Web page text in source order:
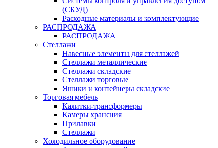
(СКУД)
Расходные материалы и комплектующие
РАСПРОДАЖА
РАСПРОДАЖА
Стеллажи
Навесные элементы для стеллажей
Стеллажи металлические
Стеллажи складские
Стеллажи торговые
Ящики и контейнеры складские
Торговая мебель
Калитки-трансформеры
Камеры хранения
Прилавки
Стеллажи
Холодильное оборудование